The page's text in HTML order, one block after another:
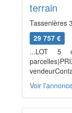
terrain
Tassenières
29 757 €
...LOT 5
Voir